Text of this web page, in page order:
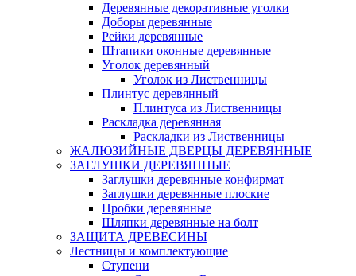
Деревянные декоративные уголки
Доборы деревянные
Рейки деревянные
Штапики оконные деревянные
Уголок деревянный
Уголок из Лиственницы
Плинтус деревянный
Плинтуса из Лиственницы
Раскладка деревянная
Раскладки из Лиственницы
ЖАЛЮЗИЙНЫЕ ДВЕРЦЫ ДЕРЕВЯННЫЕ
ЗАГЛУШКИ ДЕРЕВЯННЫЕ
Заглушки деревянные конфирмат
Заглушки деревянные плоские
Пробки деревянные
Шляпки деревянные на болт
ЗАЩИТА ДРЕВЕСИНЫ
Лестницы и комплектующие
Ступени